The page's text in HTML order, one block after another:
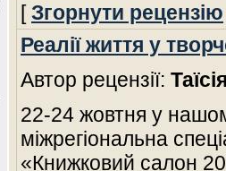
[Згорнути рецензію
Реалії життя у
Автор рецензії:
22-24 жовтня у
міжрегіональна
«Книжковий салон